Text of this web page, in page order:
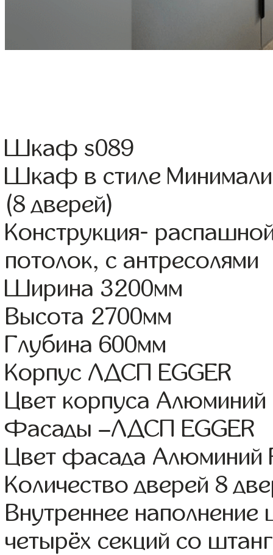
Шкаф s089
Шкаф в стиле
(8 дверей)
Конструкция-
потолок, с антресолями
Ширина 3200мм
Высота 2700мм
Глубина 600мм
Корпус ЛДСП EGGER
Цвет корпуса Алюминий
Фасады –ЛДСП EGGER
Цвет фасада Алюминий
Количество дверей 8
Внутреннее
четырёх секций со